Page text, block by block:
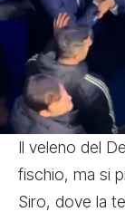
Il veleno del
fischio, ma si
Siro, dove la